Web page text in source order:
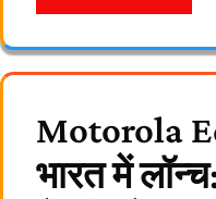
Motorola
भारत में